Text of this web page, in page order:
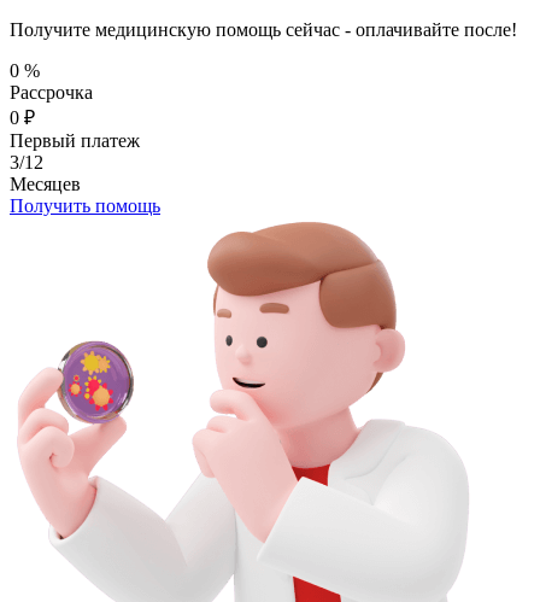
Получите медицинскую помощь сейчас - оплачивайте после!
0 %
Рассрочка
0 ₽
Первый платеж
3/12
Месяцев
Получить помощь